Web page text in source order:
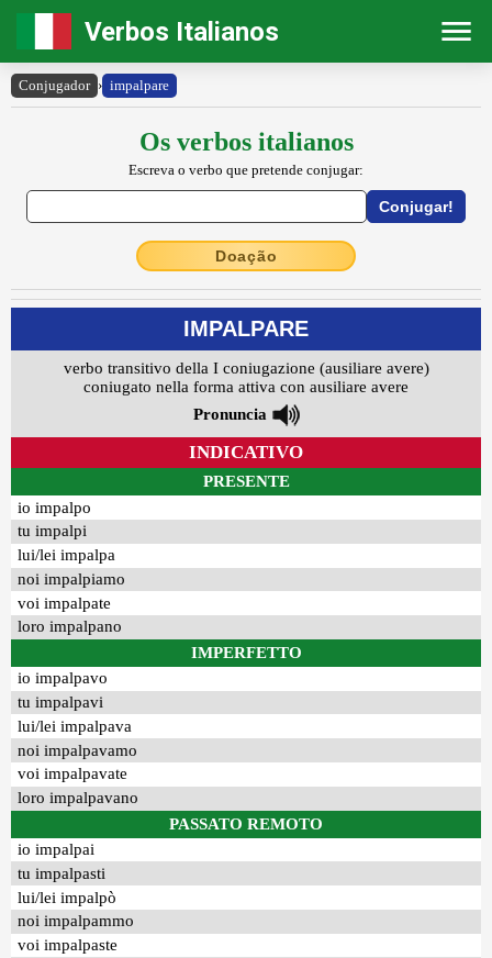
Verbos Italianos
Conjugador › impalpare
Os verbos italianos
Escreva o verbo que pretende conjugar:
Doação
IMPALPARE
verbo transitivo della I coniugazione (ausiliare avere)
coniugato nella forma attiva con ausiliare avere
Pronuncia
INDICATIVO
PRESENTE
io impalpo
tu impalpi
lui/lei impalpa
noi impalpiamo
voi impalpate
loro impalpano
IMPERFETTO
io impalpavo
tu impalpavi
lui/lei impalpava
noi impalpavamo
voi impalpavate
loro impalpavano
PASSATO REMOTO
io impalpai
tu impalpasti
lui/lei impalpò
noi impalpammo
voi impalpaste